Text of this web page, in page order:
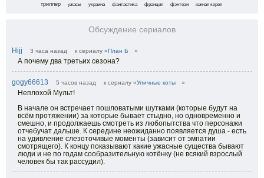
триллер ужасы украина фантастика франция фэнтези южная корея
Обсуждение сериалов
Hijj 3 часа назад к сериалу «План Б »
А почему два третьих сезона?
gogy66613 5 часов назад к сериалу «Уличные коты »
Неплохой Мульт!
В начале он встречает пошловатыми шутками (которые будут на
всём протяжении) за которые бывает стыдно, но одновременно и
смешно, и продолжаешь смотреть из любопытства что персонажи
отчебучат дальше. К середине неожиданно появляется душа - есть
на удивление слезоточивые моменты (зависит от эмпатии
смотрящего). К концу показывают какие ужасные существа бывают
люди и не по годам сообразительную котёнку (не всякий взрослый
человек бы так рассудил).